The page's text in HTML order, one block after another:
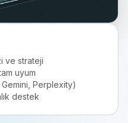
ve strateji
uyum
Perplexity)
destek